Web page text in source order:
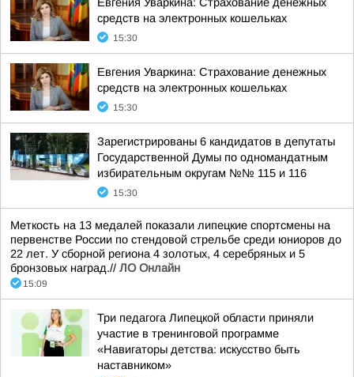
средств на электронных кошельках
15:30
Евгения Уваркина: Страхование денежных
средств на электронных кошельках
15:30
Зарегистрированы 6 кандидатов в депутаты
Государственной Думы по одномандатным
избирательным округам №№ 115 и 116
15:30
Меткость на 13 медалей показали липецкие спортсмены на
первенстве России по стендовой стрельбе среди юниоров до
22 лет. У сборной региона 4 золотых, 4 серебряных и 5
бронзовых наград.// ЛО Онлайн
15:09
Три педагога Липецкой области приняли
участие в тренинговой программе
«Навигаторы детства: искусство быть
наставником»